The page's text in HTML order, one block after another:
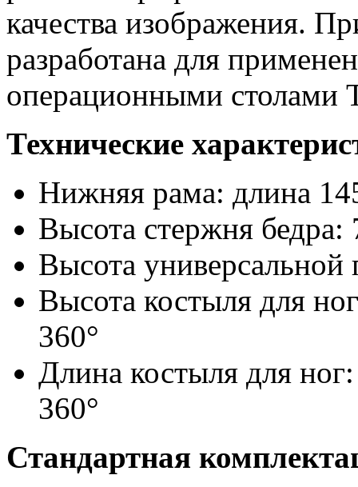
качества изображения.
разработана для
операционными
Технические
Нижняя рама: длина
Высота стержня
Высота
Высота костыля для
360°
Длина костыля для
360°
Стандартная